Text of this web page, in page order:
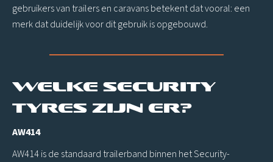
gebruikers van trailers en caravans betekent dat vooral: een
merk dat duidelijk voor dit gebruik is opgebouwd.
Welke Security
Tyres zijn er?
AW414
AW414 is de standaard trailerband binnen het Security-